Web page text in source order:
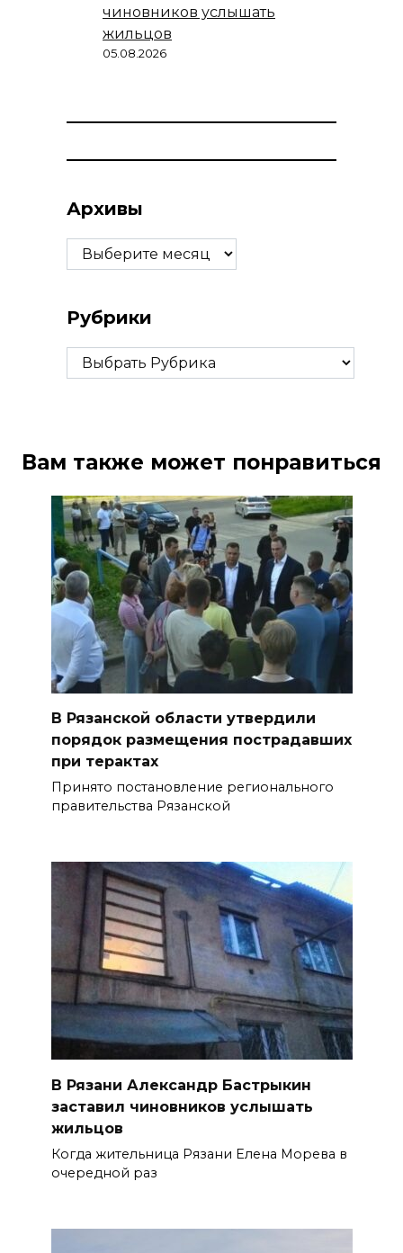
чиновников услышать
жильцов
05.08.2026
Архивы
Архивы
Рубрики
Рубрики
Вам также может понравиться
В Рязанской области утвердили
порядок размещения пострадавших
при терактах
Принято постановление регионального
правительства Рязанской
В Рязани Александр Бастрыкин
заставил чиновников услышать
жильцов
Когда жительница Рязани Елена Морева в
очередной раз